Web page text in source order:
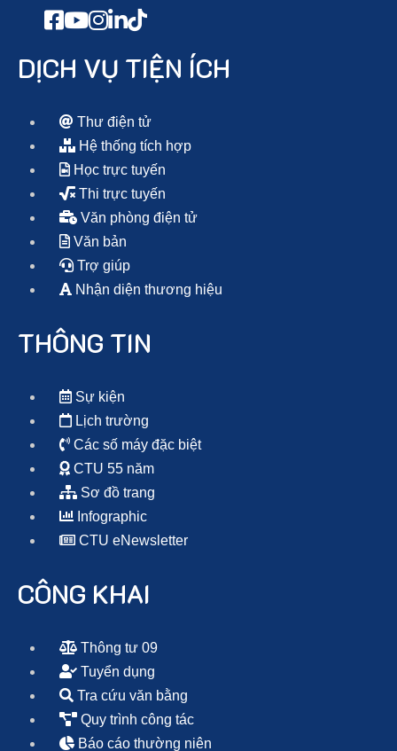
DỊCH VỤ TIỆN ÍCH
Thư điện tử
Hệ thống tích hợp
Học trực tuyến
Thi trực tuyến
Văn phòng điện tử
Văn bản
Trợ giúp
Nhận diện thương hiệu
THÔNG TIN
Sự kiện
Lịch trường
Các số máy đặc biệt
CTU 55 năm
Sơ đồ trang
Infographic
CTU eNewsletter
CÔNG KHAI
Thông tư 09
Tuyển dụng
Tra cứu văn bằng
Quy trình công tác
Báo cáo thường niên